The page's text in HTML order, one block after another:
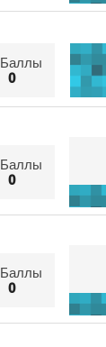
Баллы
0
Баллы
0
Баллы
0